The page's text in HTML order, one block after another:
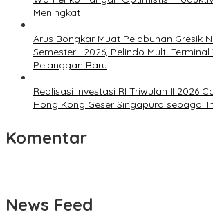
Meningkat
Arus Bongkar Muat Pelabuhan Gresik
Semester I 2026, Pelindo Multi
Pelanggan Baru
Realisasi Investasi RI Triwulan II 2026
Hong Kong Geser Singapura sebagai
Komentar
News Feed